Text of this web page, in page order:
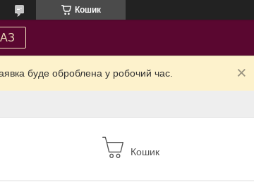
Кошик
буде оброблена у робочий час.
Кошик